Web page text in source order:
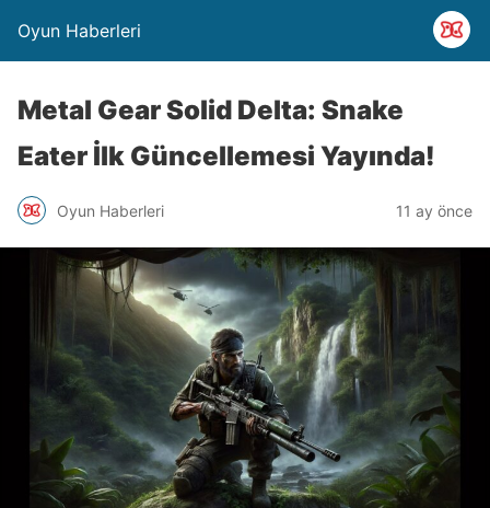
Oyun Haberleri
Metal Gear Solid Delta: Snake
Eater İlk Güncellemesi Yayında!
Oyun Haberleri 11 ay önce